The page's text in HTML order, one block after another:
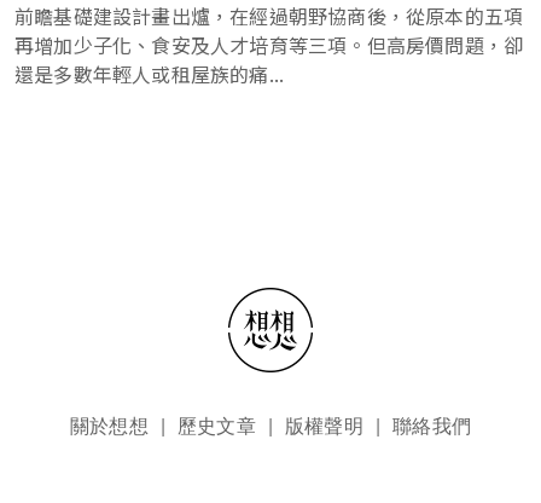
前瞻基礎建設計畫出爐，在經過朝野協商後，從原本的五項
再增加少子化、食安及人才培育等三項。但高房價問題，卻
還是多數年輕人或租屋族的痛...
頁尾選單關於想想 歷史文章 版權聲明 聯絡我們